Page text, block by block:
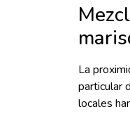
La
particular
locales